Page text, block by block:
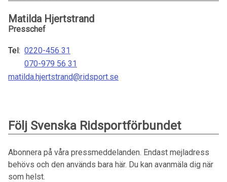
Matilda Hjertstrand
Presschef
Tel: 0220-456 31
070-979 56 31
matilda.hjertstrand@ridsport.se
Följ Svenska Ridsportförbundet
Abonnera på våra pressmeddelanden. Endast mejladress
behövs och den används bara här. Du kan avanmäla dig när
som helst.